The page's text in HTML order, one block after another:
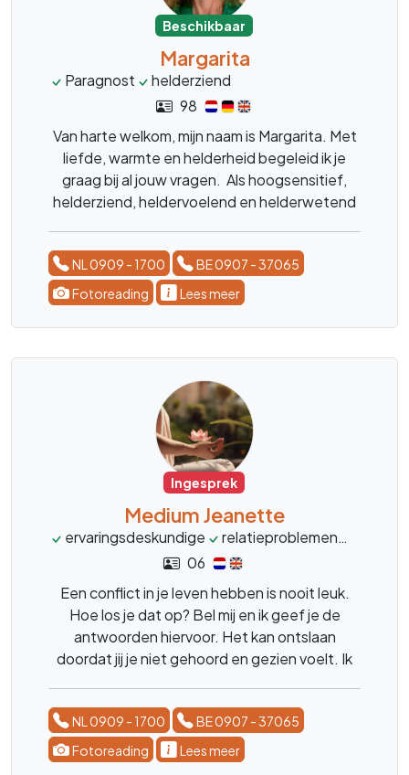
Beschikbaar
Margarita
Paragnost helderziend
98
Van harte welkom, mijn naam is Margarita. Met
liefde, warmte en helderheid begeleid ik je
graag bij al jouw vragen. Als hoogsensitief,
helderziend, heldervoelend en helderwetend
blokkades en trauma’s. Je kunt bij mij terecht
met uiteenlopende vragen, bijvoorbeeld over
relaties, liefde, werk, carrière, financiën,
persoonlijke ontwikkeling en levensvragen.
Ook voor jouw huisdieren kun je bij mij terecht
voor dierencommunicatie, energieheling en
traumaheling, met aandacht voor hun welzijn,
balans en innerlijke rust.
NL 0909 - 1700
BE 0907 - 37065
Fotoreading
Lees meer
Ingesprek
Medium Jeanette
ervaringsdeskundige relatieproblemen
06
Een conflict in je leven hebben is nooit leuk.
Hoe los je dat op? Bel mij en ik geef je de
antwoorden hiervoor. Het kan ontslaan
doordat jij je niet gehoord en gezien voelt. Ik
NL 0909 - 1700
BE 0907 - 37065
Fotoreading
Lees meer